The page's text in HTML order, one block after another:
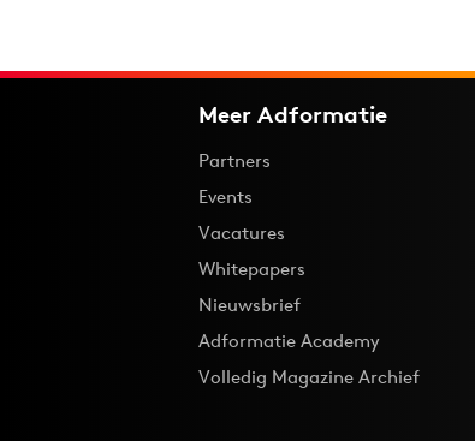
Meer Adformatie
Partners
Events
Vacatures
Whitepapers
Nieuwsbrief
Adformatie Academy
Volledig Magazine Archief